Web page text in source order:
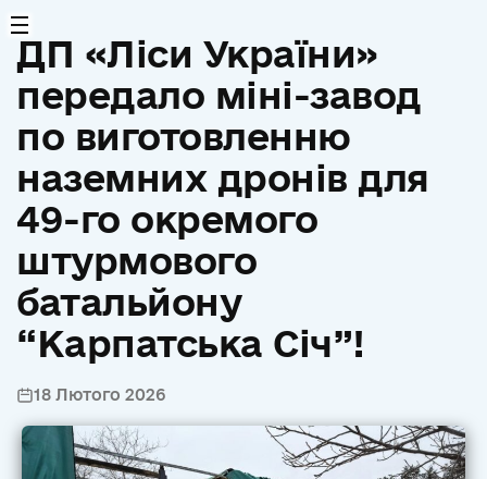
ДП «Ліси України»
передало міні-завод
по виготовленню
наземних дронів для
49-го окремого
штурмового
батальйону
“Карпатська Січ”!
18 Лютого 2026